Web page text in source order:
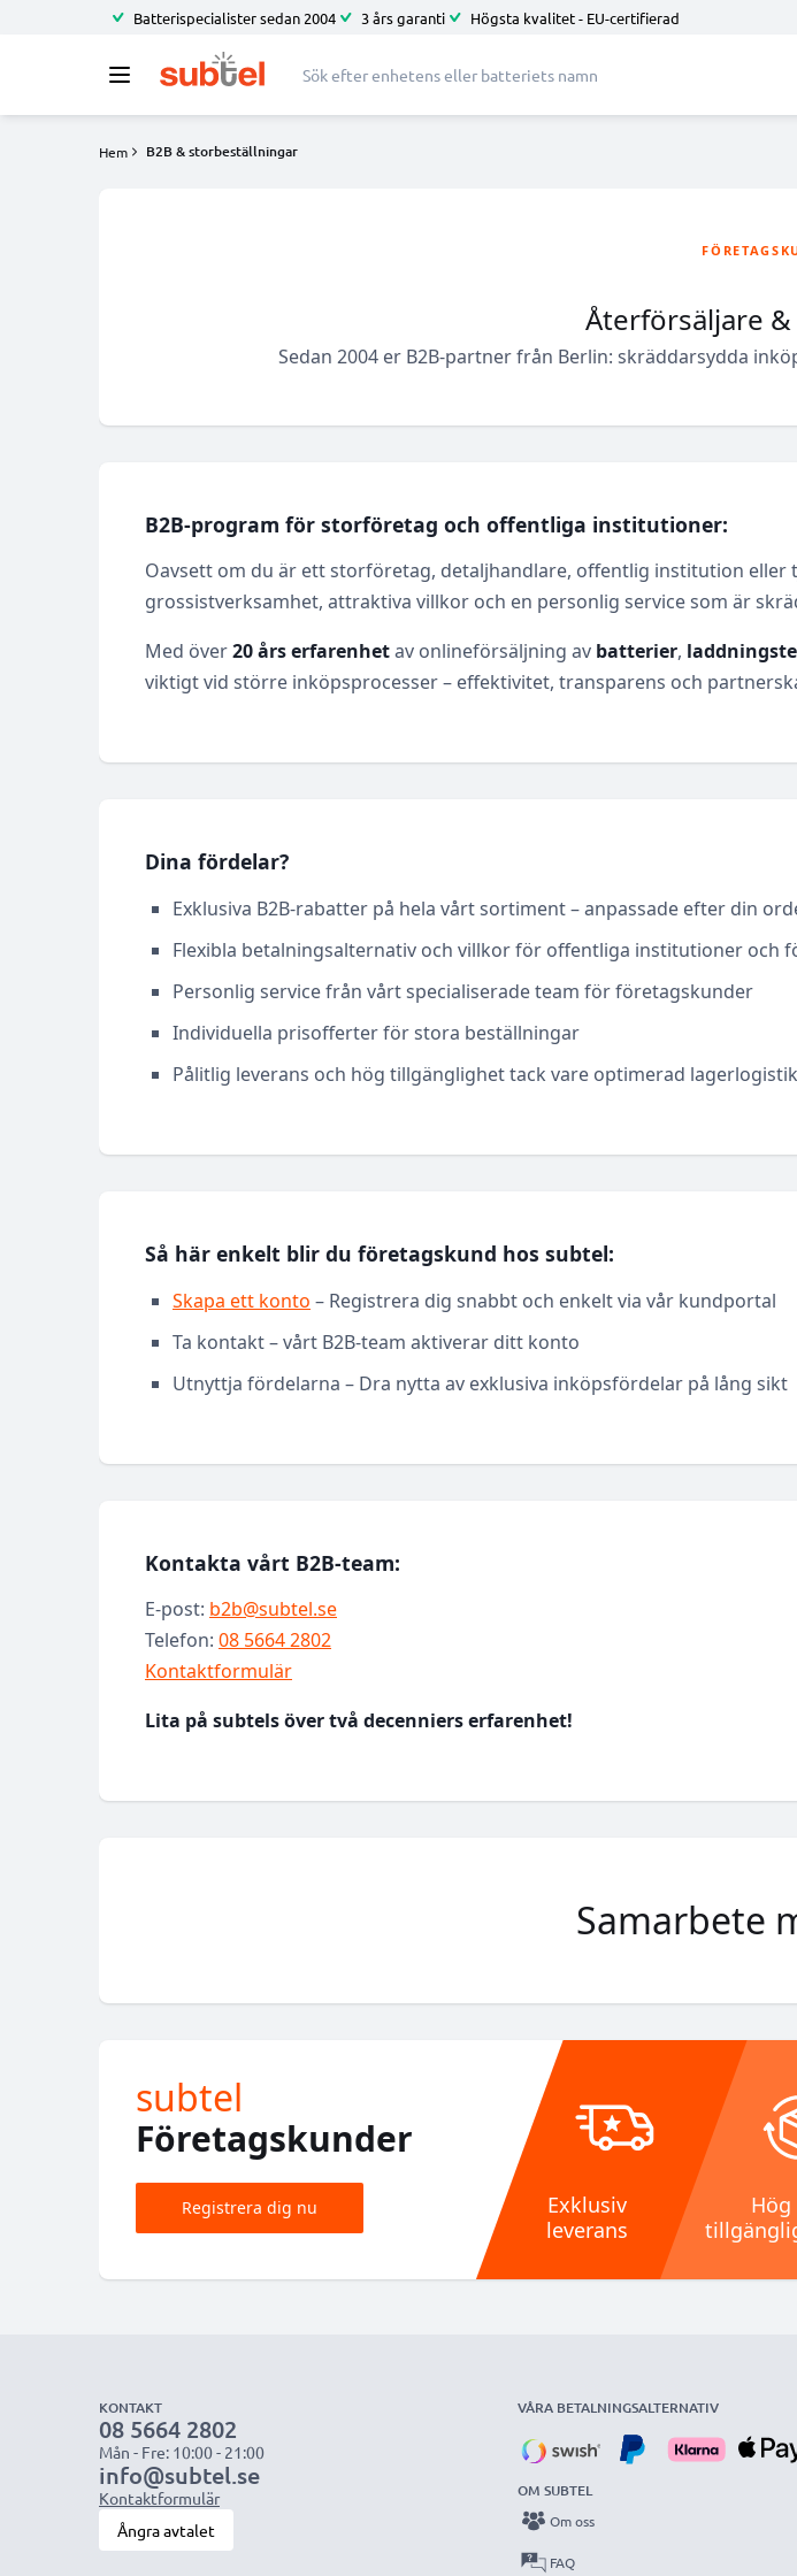
Batterispecialister sedan 2004 3 års garanti Högsta kvalitet - EU-certifierad
Hem B2B & storbeställningar
Återförsäljare
Sedan 2004 er B2B-partner från Berlin: skräddarsydda
B2B-program för storföretag och offentliga institutioner:
Oavsett om du är ett storföretag, detaljhandlare, offentlig institution
grossistverksamhet, attraktiva villkor och en personlig service som är
Med över20 års erfarenhetav onlineförsäljning av batterier,
viktigt vid större inköpsprocesser – effektivitet, transparens och
Dina fördelar?
Exklusiva B2B-rabatter på hela vårt sortiment – anpassade efter din
Flexibla betalningsalternativ och villkor för offentliga institutioner och
Personlig service från vårt specialiserade team för företagskunder
Individuella prisofferter för stora beställningar
Pålitlig leverans och hög tillgänglighet tack vare optimerad lagerlogistik
Så här enkelt blir du företagskund hos subtel:
Skapa ett konto – Registrera dig snabbt och enkelt via vår kundportal
Ta kontakt – vårt B2B-team aktiverar ditt konto
Utnyttja fördelarna – Dra nytta av exklusiva inköpsfördelar på lång sikt
Kontakta vårt B2B-team:
E-post: b2b@subtel.se
Telefon: 08 5664 2802
Kontaktformulär
Lita på subtels över två decenniers erfarenhet!
Samarbete
subtel
Företagskunder
Registrera dig nu
Exklusiv
leverans
Hög
KONTAKT
08 5664 2802
Mån - Fre: 10:00 - 21:00
info@subtel.se
Kontaktformulär
Ångra avtalet
VÅRA BETALNINGSALTERNATIV
OM SUBTEL
Om oss
FAQ